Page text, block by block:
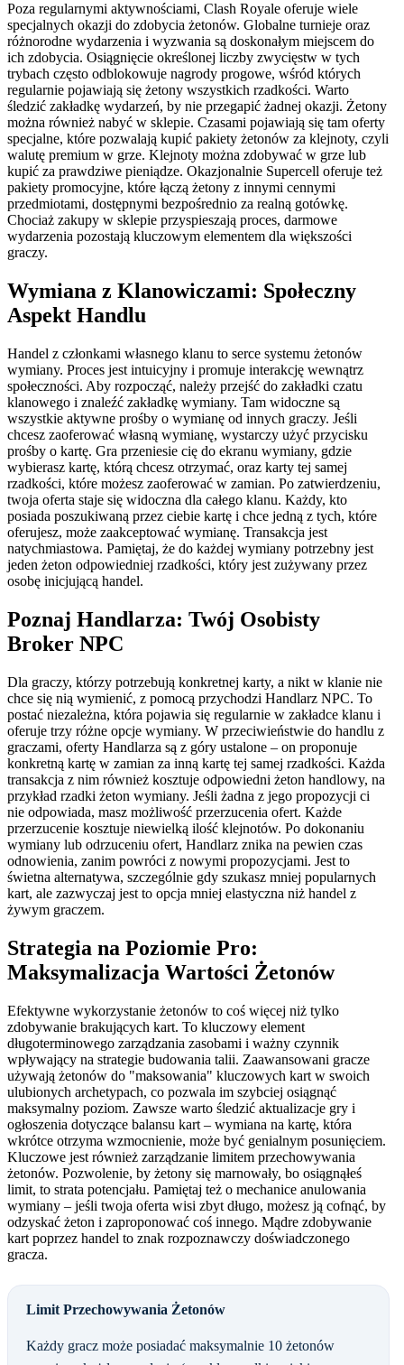
Poza regularnymi aktywnościami, Clash Royale oferuje wiele
specjalnych okazji do zdobycia żetonów. Globalne turnieje oraz
różnorodne wydarzenia i wyzwania są doskonałym miejscem do
ich zdobycia. Osiągnięcie określonej liczby zwycięstw w tych
trybach często odblokowuje nagrody progowe, wśród których
regularnie pojawiają się żetony wszystkich rzadkości. Warto
śledzić zakładkę wydarzeń, by nie przegapić żadnej okazji. Żetony
można również nabyć w sklepie. Czasami pojawiają się tam oferty
specjalne, które pozwalają kupić pakiety żetonów za klejnoty, czyli
walutę premium w grze. Klejnoty można zdobywać w grze lub
kupić za prawdziwe pieniądze. Okazjonalnie Supercell oferuje też
pakiety promocyjne, które łączą żetony z innymi cennymi
przedmiotami, dostępnymi bezpośrednio za realną gotówkę.
Chociaż zakupy w sklepie przyspieszają proces, darmowe
wydarzenia pozostają kluczowym elementem dla większości
graczy.
Wymiana z Klanowiczami: Społeczny
Aspekt Handlu
Handel z członkami własnego klanu to serce systemu żetonów
wymiany. Proces jest intuicyjny i promuje interakcję wewnątrz
społeczności. Aby rozpocząć, należy przejść do zakładki czatu
klanowego i znaleźć zakładkę wymiany. Tam widoczne są
wszystkie aktywne prośby o wymianę od innych graczy. Jeśli
chcesz zaoferować własną wymianę, wystarczy użyć przycisku
prośby o kartę. Gra przeniesie cię do ekranu wymiany, gdzie
wybierasz kartę, którą chcesz otrzymać, oraz karty tej samej
rzadkości, które możesz zaoferować w zamian. Po zatwierdzeniu,
twoja oferta staje się widoczna dla całego klanu. Każdy, kto
posiada poszukiwaną przez ciebie kartę i chce jedną z tych, które
oferujesz, może zaakceptować wymianę. Transakcja jest
natychmiastowa. Pamiętaj, że do każdej wymiany potrzebny jest
jeden żeton odpowiedniej rzadkości, który jest zużywany przez
osobę inicjującą handel.
Poznaj Handlarza: Twój Osobisty
Broker NPC
Dla graczy, którzy potrzebują konkretnej karty, a nikt w klanie nie
chce się nią wymienić, z pomocą przychodzi Handlarz NPC. To
postać niezależna, która pojawia się regularnie w zakładce klanu i
oferuje trzy różne opcje wymiany. W przeciwieństwie do handlu z
graczami, oferty Handlarza są z góry ustalone – on proponuje
konkretną kartę w zamian za inną kartę tej samej rzadkości. Każda
transakcja z nim również kosztuje odpowiedni żeton handlowy, na
przykład rzadki żeton wymiany. Jeśli żadna z jego propozycji ci
nie odpowiada, masz możliwość przerzucenia ofert. Każde
przerzucenie kosztuje niewielką ilość klejnotów. Po dokonaniu
wymiany lub odrzuceniu ofert, Handlarz znika na pewien czas
odnowienia, zanim powróci z nowymi propozycjami. Jest to
świetna alternatywa, szczególnie gdy szukasz mniej popularnych
kart, ale zazwyczaj jest to opcja mniej elastyczna niż handel z
żywym graczem.
Strategia na Poziomie Pro:
Maksymalizacja Wartości Żetonów
Efektywne wykorzystanie żetonów to coś więcej niż tylko
zdobywanie brakujących kart. To kluczowy element
długoterminowego zarządzania zasobami i ważny czynnik
wpływający na strategie budowania talii. Zaawansowani gracze
używają żetonów do "maksowania" kluczowych kart w swoich
ulubionych archetypach, co pozwala im szybciej osiągnąć
maksymalny poziom. Zawsze warto śledzić aktualizacje gry i
ogłoszenia dotyczące balansu kart – wymiana na kartę, która
wkrótce otrzyma wzmocnienie, może być genialnym posunięciem.
Kluczowe jest również zarządzanie limitem przechowywania
żetonów. Pozwolenie, by żetony się marnowały, bo osiągnąłeś
limit, to strata potencjału. Pamiętaj też o mechanice anulowania
wymiany – jeśli twoja oferta wisi zbyt długo, możesz ją cofnąć, by
odzyskać żeton i zaproponować coś innego. Mądre zdobywanie
kart poprzez handel to znak rozpoznawczy doświadczonego
gracza.
Limit Przechowywania Żetonów
Każdy gracz może posiadać maksymalnie 10 żetonów